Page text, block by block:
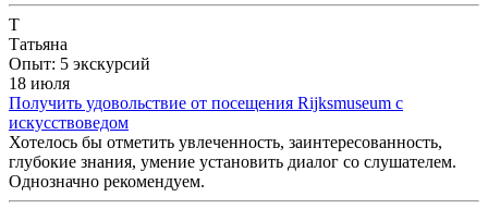
Т
Татьяна
Опыт: 5 экскурсий
18 июля
Получить удовольствие от посещения Rijksmuseum с
искусствоведом
Хотелось бы отметить увлеченность, заинтересованность,
глубокие знания, умение установить диалог со слушателем.
Однозначно рекомендуем.